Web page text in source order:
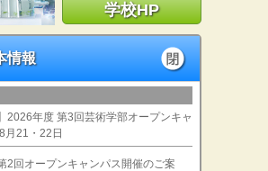
学校HP
情報
情報
2026年度 第3回芸術学部オープンキャ
月21・22日
2回オープンキャンパス開催のご案